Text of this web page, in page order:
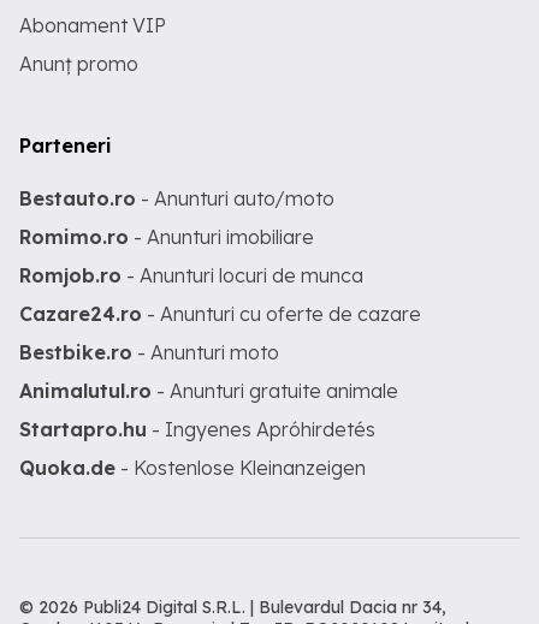
Abonament VIP
Anunț promo
Parteneri
Bestauto.ro - Anunturi auto/moto
Romimo.ro - Anunturi imobiliare
Romjob.ro - Anunturi locuri de munca
Cazare24.ro - Anunturi cu oferte de cazare
Bestbike.ro - Anunturi moto
Animalutul.ro - Anunturi gratuite animale
Startapro.hu - Ingyenes Apróhirdetés
Quoka.de - Kostenlose Kleinanzeigen
© 2026 Publi24 Digital S.R.L. | Bulevardul Dacia nr 34,